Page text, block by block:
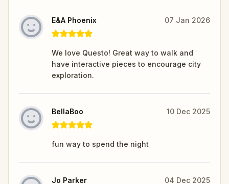
E&A Phoenix 07 Jan 2026
We love Questo! Great way to walk and
have interactive pieces to encourage city
exploration.
BellaBoo 10 Dec 2025
fun way to spend the night
Jo Parker 04 Dec 2025